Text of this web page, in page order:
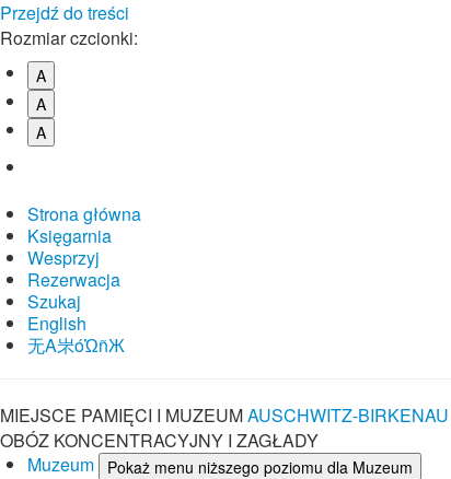
Przejdź do treści
Rozmiar czcionki:
A
A
A
Strona główna
Księgarnia
Wesprzyj
Rezerwacja
Szukaj
English
⽆A㞸óὨñЖ
MIEJSCE PAMIĘCI I MUZEUMAUSCHWITZ-BIRKENAU
OBÓZ KONCENTRACYJNY I ZAGŁADY
Muzeum
Pokaż menu niższego poziomu dla Muzeum